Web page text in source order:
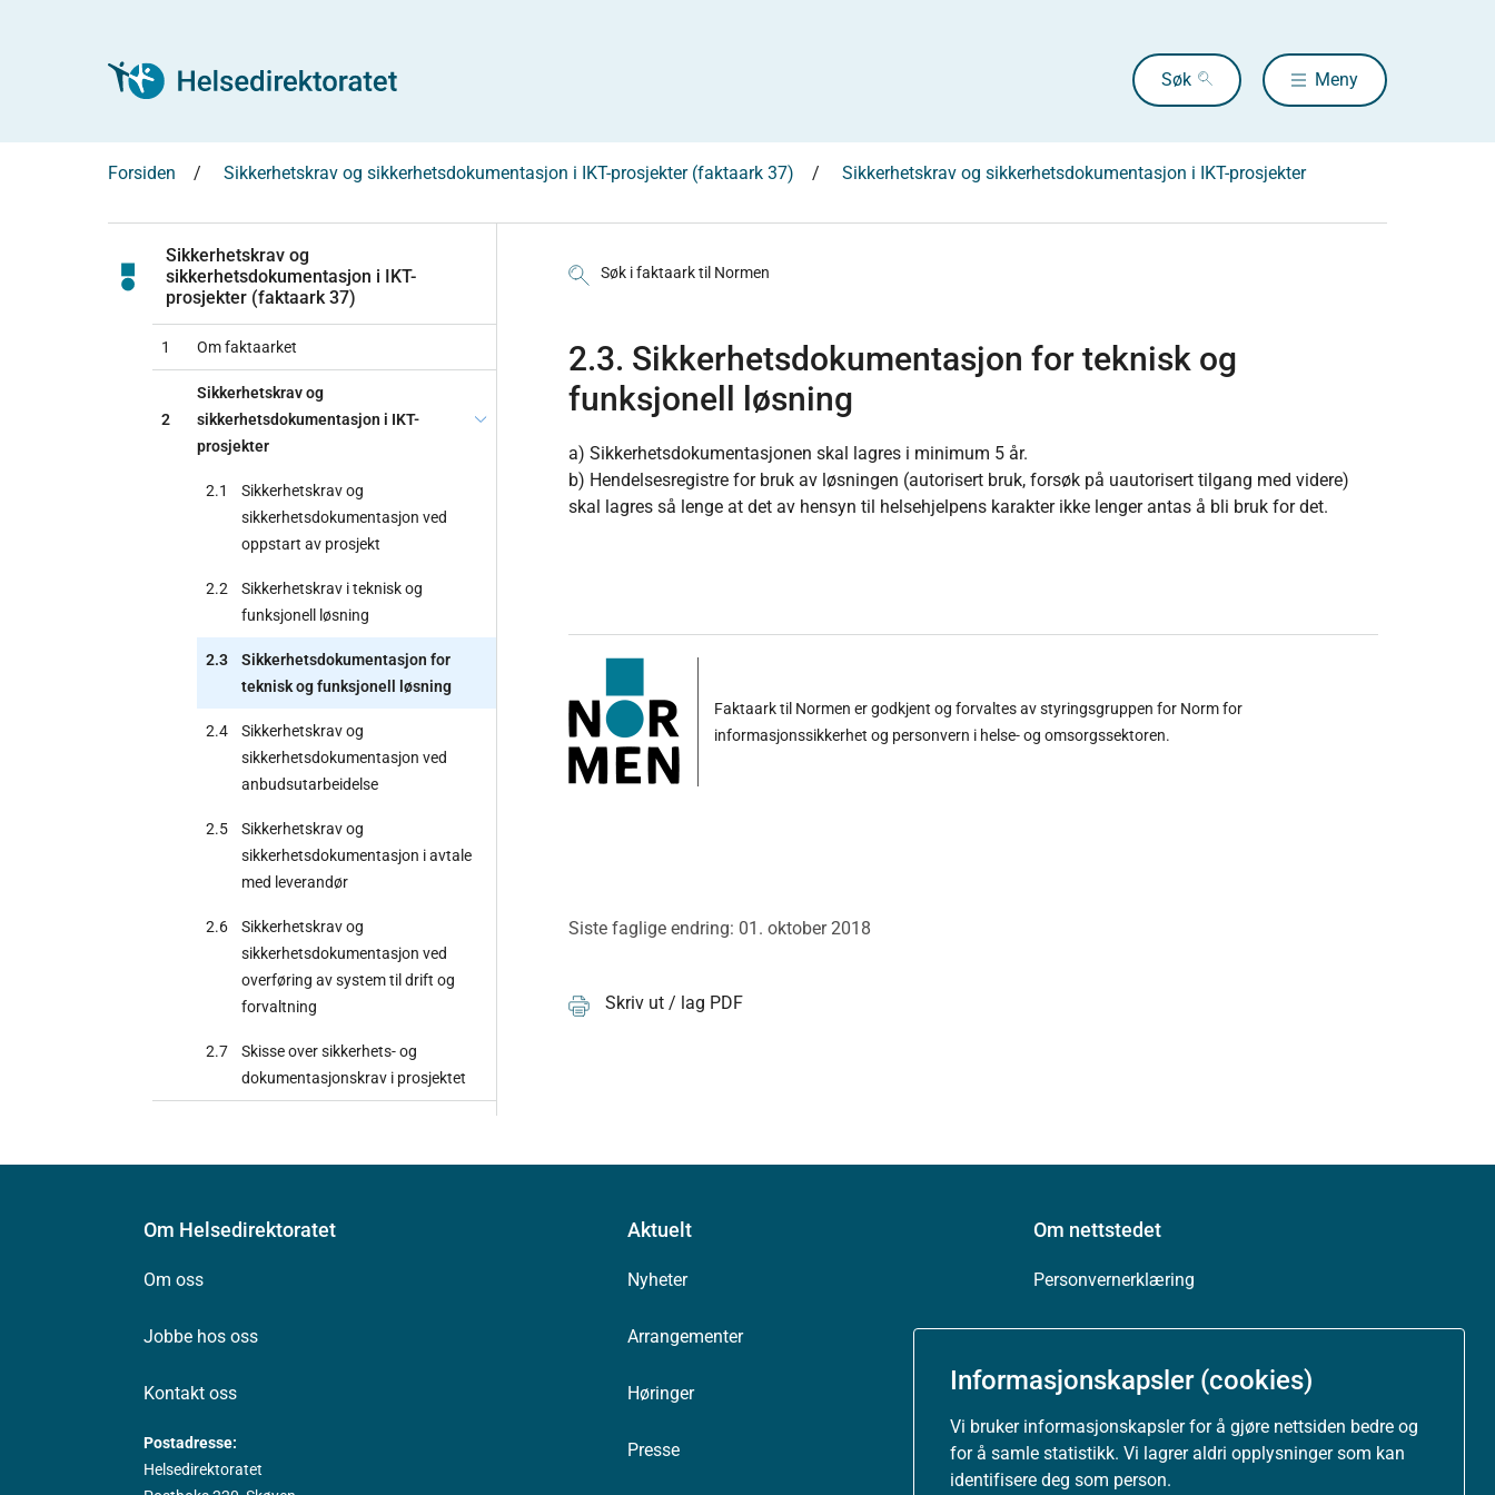
Informasjonskapsler (cookies)
Vi bruker informasjonskapsler for å gjøre nettsiden bedre og
for å samle statistikk. Vi lagrer aldri opplysninger som kan
identifisere deg som person.
Søk Meny
Forsiden Sikkerhetskrav og sikkerhetsdokumentasjon i IKT-prosjekter (faktaark 37) Sikkerhetskrav og sikkerhetsdokumentasjon i IKT-prosjekter
Sikkerhetskrav og
sikkerhetsdokumentasjon i IKT-
prosjekter (faktaark 37)
1 Om faktaarket
2
Sikkerhetskrav og
sikkerhetsdokumentasjon i IKT-
prosjekter
2.1
Sikkerhetskrav og
sikkerhetsdokumentasjon ved
oppstart av prosjekt
2.2
Sikkerhetskrav i teknisk og
funksjonell løsning
2.3
Sikkerhetsdokumentasjon for
teknisk og funksjonell løsning
2.4
Sikkerhetskrav og
sikkerhetsdokumentasjon ved
anbudsutarbeidelse
2.5
Sikkerhetskrav og
sikkerhetsdokumentasjon i avtale
med leverandør
2.6
Sikkerhetskrav og
sikkerhetsdokumentasjon ved
overføring av system til drift og
forvaltning
2.7
Skisse over sikkerhets- og
dokumentasjonskrav i prosjektet
Søk i faktaark til Normen
2.3. Sikkerhetsdokumentasjon for teknisk og
funksjonell løsning
a) Sikkerhetsdokumentasjonen skal lagres i minimum 5 år.
b) Hendelsesregistre for bruk av løsningen (autorisert bruk, forsøk på uautorisert tilgang med videre)
skal lagres så lenge at det av hensyn til helsehjelpens karakter ikke lenger antas å bli bruk for det.
Faktaark til Normen er godkjent og forvaltes av styringsgruppen for Norm for
informasjonssikkerhet og personvern i helse- og omsorgssektoren.
Siste faglige endring: 01. oktober 2018
Skriv ut / lag PDF
Om Helsedirektoratet
Om oss
Jobbe hos oss
Kontakt oss
Postadresse:
Helsedirektoratet
Aktuelt
Nyheter
Arrangementer
Høringer
Presse
Om nettstedet
Personvernerklæring
Tilgjengelighetserklæring (uustatus.no)
Besøksstatistikk og informasjonskapsler
Nyhetsvarsel og abonnement